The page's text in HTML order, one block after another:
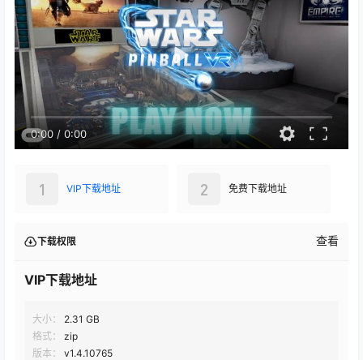
0:00 / 0:00
VIP下载地址
1 免费下载地址
2
下载权限 查看
VIP下载地址
大小：
2.31 GB
格式：
zip
版本：
v1.4.10765